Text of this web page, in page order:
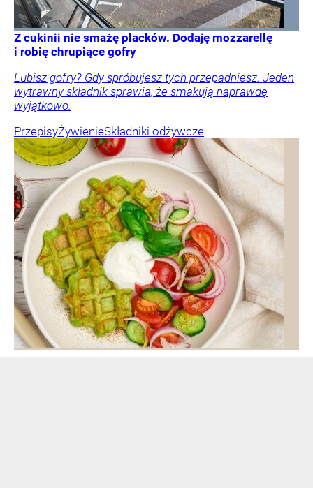
Z cukinii nie smażę placków. Dodaję mozzarellę
i robię chrupiące gofry
Lubisz gofry? Gdy spróbujesz tych przepadniesz. Jeden
wytrawny składnik sprawia, że smakują naprawdę
wyjątkowo.
PrzepisyŻywienieSkładniki odżywcze